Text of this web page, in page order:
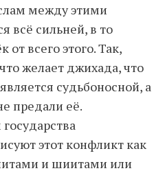
между этими
всё сильней, в то
всего этого. Так,
желает джихада, что
судьбоносной, а
предали её.
этот конфликт как
и шиитами или